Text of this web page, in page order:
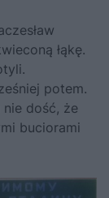
łąkę.
potem.
dość, że
buciorami